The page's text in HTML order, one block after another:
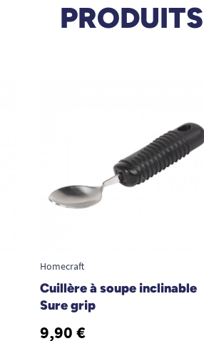
Homecraft
Cuillère à soupe inclinable
Sure grip
9,90 €